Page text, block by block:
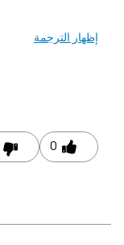
إظهار الترجمة
0
0